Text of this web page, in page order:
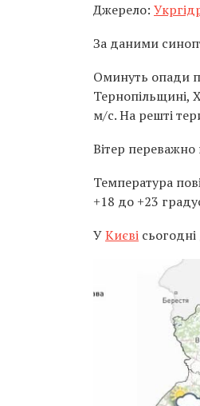
Джерело:
За даними
Оминуть опади
Тернопільщині,
м/с. На решті
Вітер переважно
Температура
+18 до +23
УКиєві